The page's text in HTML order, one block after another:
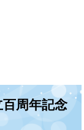
周年記念